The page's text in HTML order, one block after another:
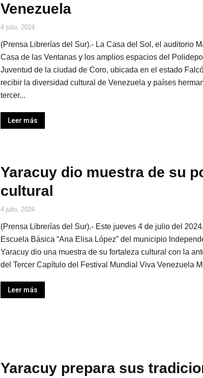
Venezuela
4 julio, 2024
(Prensa Librerías del Sur).- La Casa del Sol, el auditorio
Casa de las Ventanas y los amplios espacios del
Juventud de la ciudad de Coro, ubicada en el estado
recibir la diversidad cultural de Venezuela y países
tercer...
Leer más
Yaracuy dio muestra de su
cultural
4 julio, 2024
(Prensa Librerías del Sur).- Este jueves 4 de julio del
Escuela Básica “Ana Elisa López” del municipio
Yaracuy dio una muestra de su fortaleza cultural con la
del Tercer Capítulo del Festival Mundial Viva Venezuela
Leer más
Yaracuy prepara sus